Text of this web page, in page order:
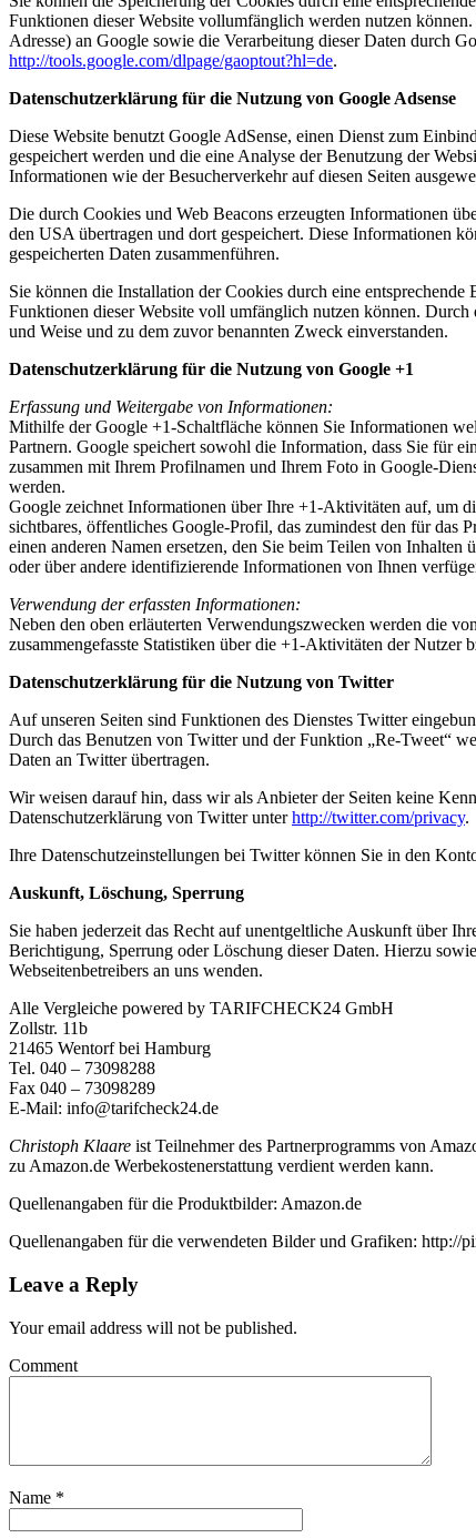
Funktionen dieser Website vollumfänglich werden nutzen
Adresse) an Google sowie die Verarbeitung dieser Daten durch
http://tools.google.com/dlpage/gaoptout?hl=de.
Datenschutzerklärung für die Nutzung von Google Adsense
Diese Website benutzt Google AdSense, einen Dienst zum
gespeichert werden und die eine Analyse der Benutzung der
Informationen wie der Besucherverkehr auf diesen Seiten
Die durch Cookies und Web Beacons erzeugten Informationen
den USA übertragen und dort gespeichert. Diese Informationen
gespeicherten Daten zusammenführen.
Sie können die Installation der Cookies durch eine
Funktionen dieser Website voll umfänglich nutzen können.
und Weise und zu dem zuvor benannten Zweck einverstanden.
Datenschutzerklärung für die Nutzung von Google +1
Erfassung und Weitergabe von Informationen:
Mithilfe der Google +1-Schaltfläche können Sie Informationen
Partnern. Google speichert sowohl die Information, dass Sie für
zusammen mit Ihrem Profilnamen und Ihrem Foto in Google-
werden.
Google zeichnet Informationen über Ihre +1-Aktivitäten auf, um
sichtbares, öffentliches Google-Profil, das zumindest den für das
einen anderen Namen ersetzen, den Sie beim Teilen von
oder über andere identifizierende Informationen von Ihnen
Verwendung der erfassten Informationen:
Neben den oben erläuterten Verwendungszwecken werden die
zusammengefasste Statistiken über die +1-Aktivitäten der Nutzer
Datenschutzerklärung für die Nutzung von Twitter
Auf unseren Seiten sind Funktionen des Dienstes Twitter
Durch das Benutzen von Twitter und der Funktion „Re-Tweet“
Daten an Twitter übertragen.
Wir weisen darauf hin, dass wir als Anbieter der Seiten keine
Datenschutzerklärung von Twitter unterhttp://twitter.com/privacy.
Ihre Datenschutzeinstellungen bei Twitter können Sie in den
Auskunft, Löschung, Sperrung
Sie haben jederzeit das Recht auf unentgeltliche Auskunft über
Berichtigung, Sperrung oder Löschung dieser Daten. Hierzu
Webseitenbetreibers an uns wenden.
Alle Vergleiche powered by TARIFCHECK24 GmbH
Zollstr. 11b
21465 Wentorf bei Hamburg
Tel. 040 – 73098288
Fax 040 – 73098289
E-Mail: info@tarifcheck24.de
Christoph Klaare ist Teilnehmer des Partnerprogramms von
zu Amazon.de Werbekostenerstattung verdient werden kann.
Quellenangaben für die Produktbilder: Amazon.de
Quellenangaben für die verwendeten Bilder und Grafiken: http://
Leave a Reply
Your email address will not be published.
Comment
Name *